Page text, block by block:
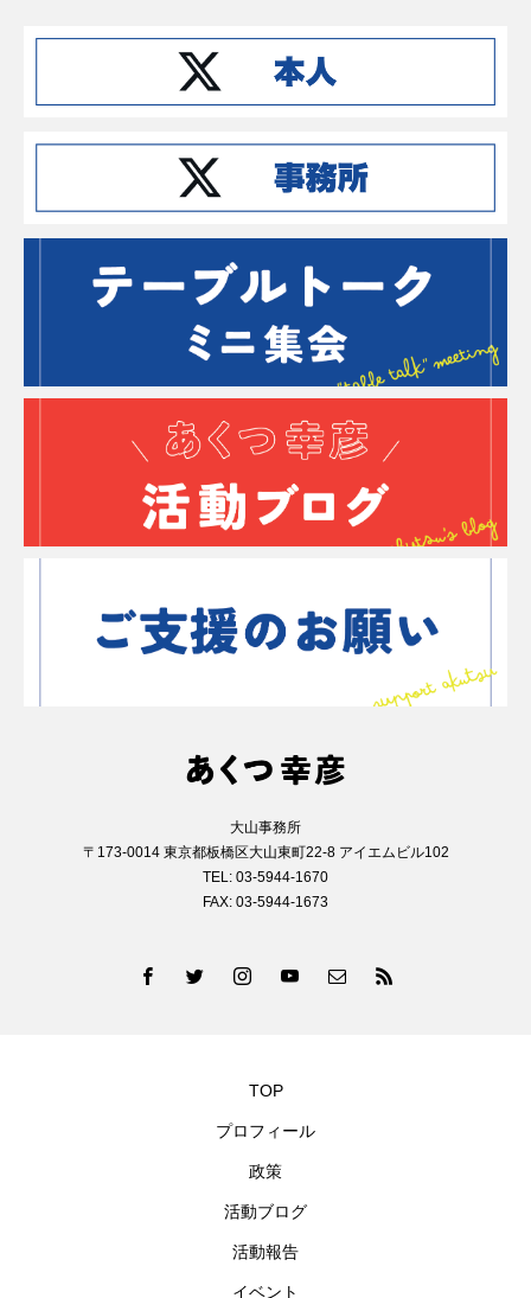
Instagramでフォローする
大山事務所
〒173-0014 東京都板橋区大山東町22-8 アイエムビル102
TEL: 03-5944-1670
FAX: 03-5944-1673
TOP
プロフィール
政策
活動ブログ
活動報告
イベント